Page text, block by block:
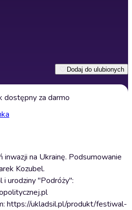
Dodaj do ulubionych
dostępny za darmo
na Ukrainę. Podsumowanie
Kozubel.
urodziny "Podróży":
https://ukladsil.pl/produkt/festiwal-